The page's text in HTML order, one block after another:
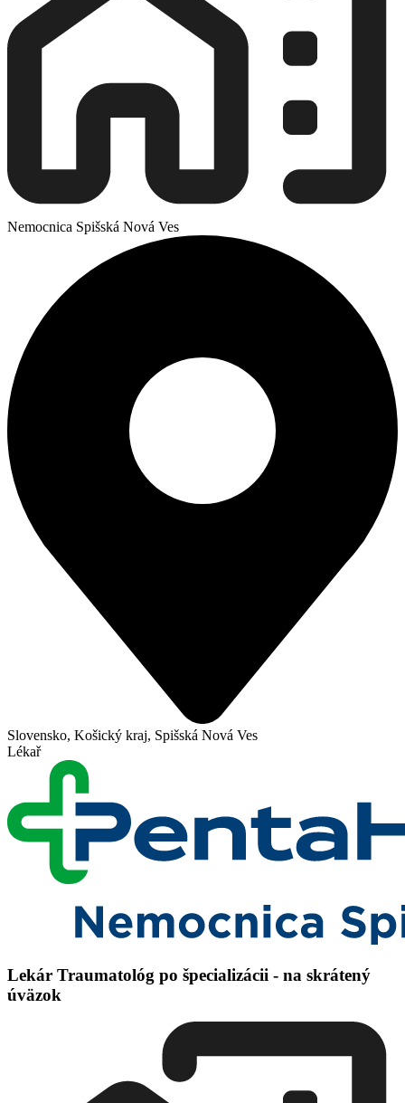
Nemocnica Spišská Nová Ves
Slovensko, Košický kraj, Spišská Nová Ves
Lékař
Lekár Traumatológ po špecializácii - na skrátený
úväzok